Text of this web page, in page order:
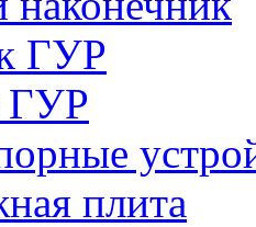
ГУР
ГУР
плита